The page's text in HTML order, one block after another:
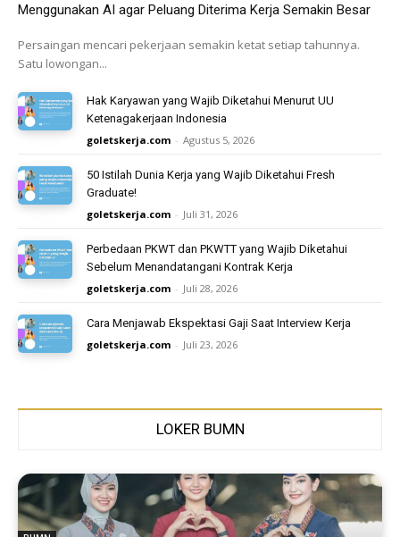
Menggunakan AI agar Peluang Diterima Kerja Semakin Besar
Persaingan mencari pekerjaan semakin ketat setiap tahunnya.
Satu lowongan...
Hak Karyawan yang Wajib Diketahui Menurut UU
Ketenagakerjaan Indonesia
goletskerja.com - Agustus 5, 2026
50 Istilah Dunia Kerja yang Wajib Diketahui Fresh
Graduate!
goletskerja.com - Juli 31, 2026
Perbedaan PKWT dan PKWTT yang Wajib Diketahui
Sebelum Menandatangani Kontrak Kerja
goletskerja.com - Juli 28, 2026
Cara Menjawab Ekspektasi Gaji Saat Interview Kerja
goletskerja.com - Juli 23, 2026
LOKER BUMN